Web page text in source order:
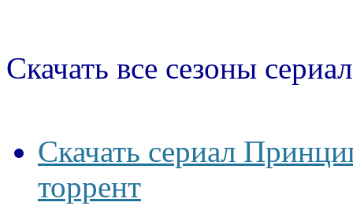
Скачать все сезоны
Скачать сериал
торрент